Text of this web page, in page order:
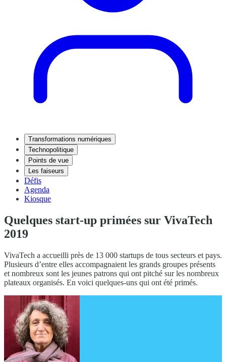
Transformations numériques
Technopolitique
Points de vue
Les faiseurs
Défis
Agenda
Kiosque
Quelques start-up primées sur VivaTech
2019
VivaTech a accueilli près de 13 000 startups de tous secteurs et pays.
Plusieurs d’entre elles accompagnaient les grands groupes présents
et nombreux sont les jeunes patrons qui ont pitché sur les nombreux
plateaux organisés. En voici quelques-uns qui ont été primés.